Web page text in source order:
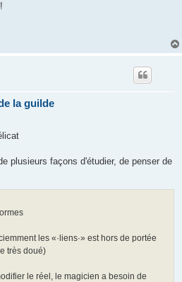
la guilde
plusieurs façons d'étudier, de penser de
les «·liens·» est hors de portée
très doué)
le réel, le magicien a besoin de